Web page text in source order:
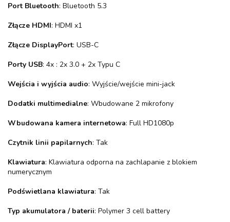
Port Bluetooth: Bluetooth 5.3
Złącze HDMI: HDMI x1
Złącze DisplayPort: USB-C
Porty USB: 4x : 2x 3.0 + 2x Typu C
Wejścia i wyjścia audio: Wyjście/wejście mini-jack
Dodatki multimedialne: Wbudowane 2 mikrofony
Wbudowana kamera internetowa: Full HD1080p
Czytnik linii papilarnych: Tak
Klawiatura: Klawiatura odporna na zachlapanie z blokiem
numerycznym
Podświetlana klawiatura: Tak
Typ akumulatora / baterii: Polymer 3 cell battery